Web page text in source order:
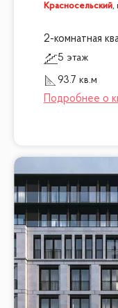
Красносельский,
2-комнатная
5 этаж
93.7 кв.м